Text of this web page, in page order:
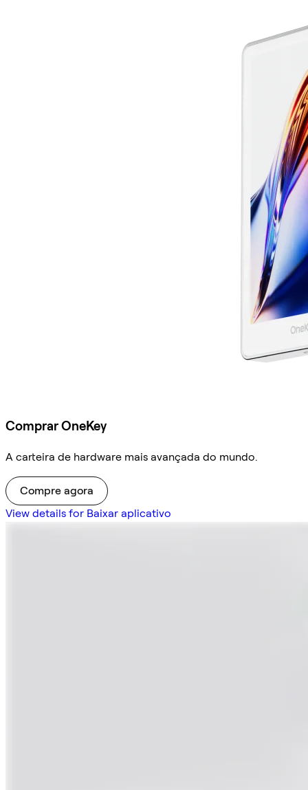
Comprar OneKey
A carteira de hardware mais avançada do mundo.
Compre agora
View details for Baixar aplicativo